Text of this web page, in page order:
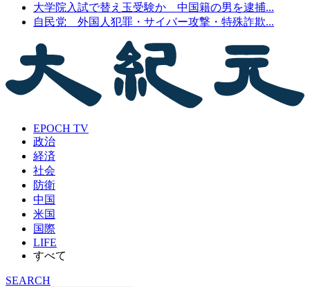
大学院入試で替え玉受験か 中国籍の男を逮捕...
自民党 外国人犯罪・サイバー攻撃・特殊詐欺...
EPOCH TV
政治
経済
社会
防衛
中国
米国
国際
LIFE
すべて
SEARCH